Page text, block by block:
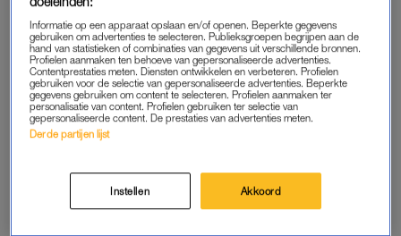
REACTIE VADER DUNCAN
De man ging naar eigen zeggen “helemaal uit zijn dak” toen
zijn zoon er vervolgensmet de winst vandoor ging. “Ik heb
geschreeuwd en gehuild. Alle emoties die je kunt hebben,
gingen door mij heen.” Maar niet alleen voor vaders was het
enorm spannend; ook opa, oma en Duncans oom en tante,
die gewoon thuis in Nederland waren, trokken het bijna niet
Informatie op een apparaat opslaan en/of openen. Beperkte gegevens
gebruiken om advertenties te selecteren. Publieksgroepen begrijpen aan de
hand van statistieken of combinaties van gegevens uit verschillende bronnen.
Profielen aanmaken ten behoeve van gepersonaliseerde advertenties.
Contentprestaties meten. Diensten ontwikkelen en verbeteren. Profielen
gebruiken voor de selectie van gepersonaliseerde advertenties. Beperkte
gegevens gebruiken om content te selecteren. Profielen aanmaken ter
personalisatie van content. Profielen gebruiken ter selectie van
gepersonaliseerde content. De prestaties van advertenties meten.
Derde partijen lijst
Instellen Akkoord